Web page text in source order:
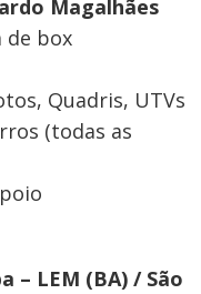
Magalhães
de box
Quadris, UTVs
(todas as
– LEM (BA) / São